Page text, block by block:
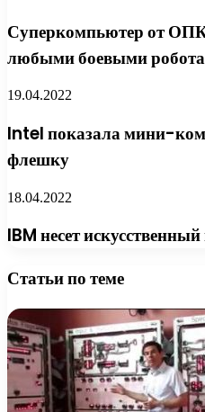
Суперкомпьютер от
любыми боевыми
19.04.2022
Intel показала мини-
флешку
18.04.2022
IBM несет
Статьи по теме